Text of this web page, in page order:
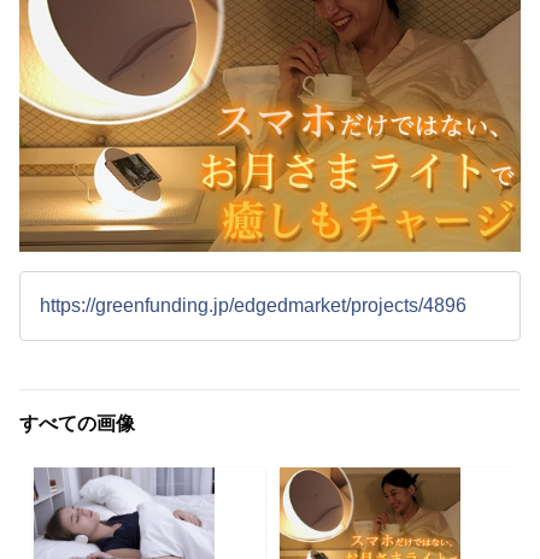
https://greenfunding.jp/edgedmarket/projects/4896
すべての画像